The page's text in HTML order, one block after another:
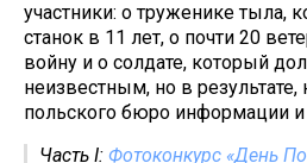
участники: о труженике тыла,
станок в 11 лет, о почти 20
войну и о солдате, который
неизвестным, но в
польского бюро информации и
Часть I: Фотоконкурс «День